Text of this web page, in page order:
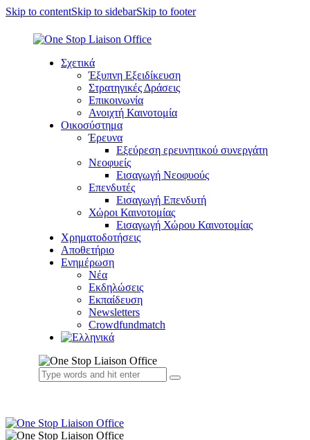
Skip to contentSkip to sidebarSkip to footer
Σχετικά
Έξυπνη Εξειδίκευση
Στρατηγικές Δράσεις
Επικοινωνία
Ανοιχτή Καινοτομία
Οικοσύστημα
Έρευνα
Εξεύρεση ερευνητικού συνεργάτη
Νεοφυείς
Εισαγωγή Νεοφυούς
Επενδυτές
Εισαγωγή Επενδυτή
Χώροι Καινοτομίας
Εισαγωγή Χώρου Καινοτομίας
Χρηματοδοτήσεις
Αποθετήριο
Ενημέρωση
Νέα
Εκδηλώσεις
Εκπαίδευση
Newsletters
Crowdfundmatch